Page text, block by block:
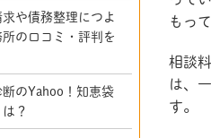
もっ
相談
は、
す。
や債務整理につよ
所の口コミ・評判を
のYahoo！知恵袋
？